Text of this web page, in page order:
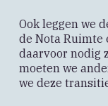
Ook leggen we
de Nota Ruimte
daarvoor nodig
moeten we
we deze